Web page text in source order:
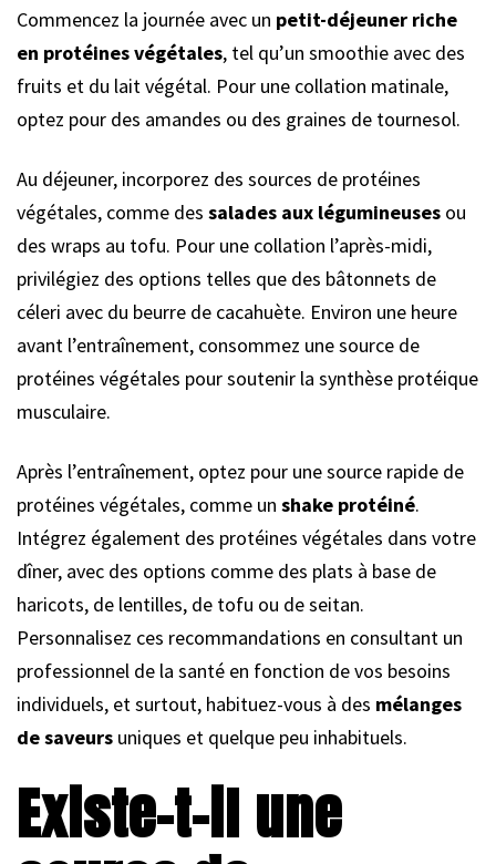
Commencez la journée avec un petit-déjeuner riche
en protéines végétales, tel qu’un smoothie avec des
fruits et du lait végétal. Pour une collation matinale,
optez pour des amandes ou des graines de tournesol.
Au déjeuner, incorporez des sources de protéines
végétales, comme des salades aux légumineuses ou
des wraps au tofu. Pour une collation l’après-midi,
privilégiez des options telles que des bâtonnets de
céleri avec du beurre de cacahuète. Environ une heure
avant l’entraînement, consommez une source de
protéines végétales pour soutenir la synthèse protéique
musculaire.
Après l’entraînement, optez pour une source rapide de
protéines végétales, comme un shake protéiné.
Intégrez également des protéines végétales dans votre
dîner, avec des options comme des plats à base de
haricots, de lentilles, de tofu ou de seitan.
Personnalisez ces recommandations en consultant un
professionnel de la santé en fonction de vos besoins
individuels, et surtout, habituez-vous à des mélanges
de saveurs uniques et quelque peu inhabituels.
Existe-t-il une